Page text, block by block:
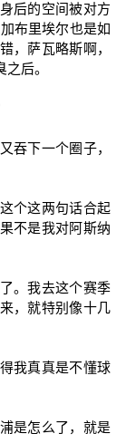
后的空间被对方
布里埃尔也是如
，萨瓦略斯啊，
后。
吞下一个圈子，
个这两句话合起
不是我对阿斯纳
。我去这个赛季
，就特别像十几
我真真是不懂球
是怎么了，就是